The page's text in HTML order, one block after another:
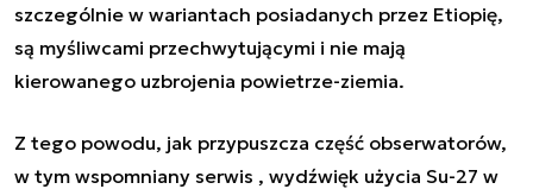
szczególnie w wariantach posiadanych przez Etiopię,
są myśliwcami przechwytującymi i nie mają
kierowanego uzbrojenia powietrze-ziemia.
Z tego powodu, jak przypuszcza część obserwatorów,
w tym wspomniany serwis , wydźwięk użycia Su-27 w